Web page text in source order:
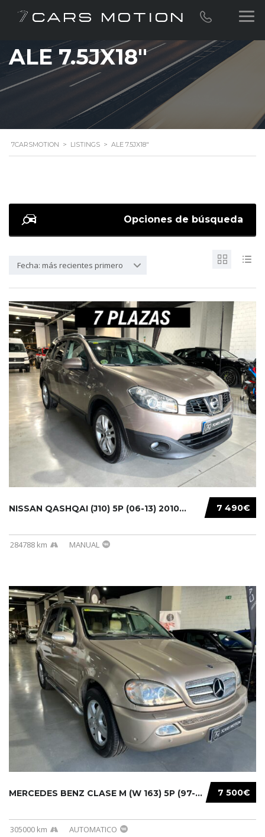
ALE 7.5JX18"
7CARSMOTION > LISTINGS > ALE 7.5JX18"
Opciones de búsqueda
Fecha: más recientes primero
7 490€
NISSAN QASHQAI (J10) 5P (06-13) 2010...
284788 km MANUAL
7 500€
MERCEDES BENZ CLASE M (W 163) 5P (97-05) 200...
305000 km AUTOMATICO